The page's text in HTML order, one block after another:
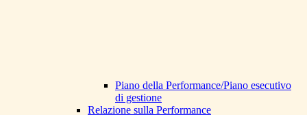
Piano della Performance/Piano esecutivo
di gestione
Relazione sulla Performance